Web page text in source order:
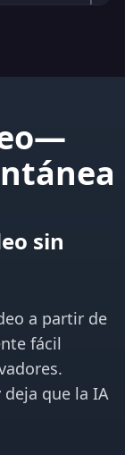
sin
a partir de
fácil
que la IA